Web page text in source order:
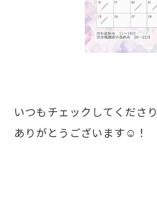
いつもチェックしてくださり
ありがとうございます☺️！